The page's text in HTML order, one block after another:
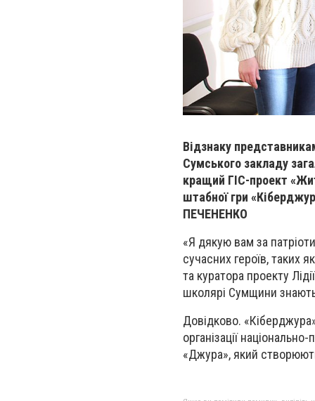
Відзнаку
Сумського закладу
кращий ГІС-проект
штабної гри
ПЕЧЕНЕНКО
«Я дякую вам за
сучасних героїв, таких
та куратора проекту
школярі Сумщини знають
Довідково.
організації
«Джура», який